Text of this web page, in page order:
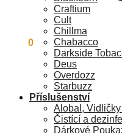
0
Craftium
Cult
Chillma
Chabacco
Darkside
Deus
Overdozz
Starbuzz
Příslušenství
Alobal,
Čistící a
Dárkové